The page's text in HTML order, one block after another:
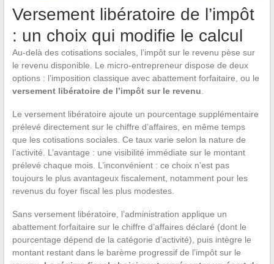
Versement libératoire de l’impôt
: un choix qui modifie le calcul
Au-delà des cotisations sociales, l’impôt sur le revenu pèse sur
le revenu disponible. Le micro-entrepreneur dispose de deux
options : l’imposition classique avec abattement forfaitaire, ou le
versement libératoire de l’impôt sur le revenu
Le versement libératoire ajoute un pourcentage supplémentaire
prélevé directement sur le chiffre d’affaires, en même temps
que les cotisations sociales. Ce taux varie selon la nature de
l’activité. L’avantage : une visibilité immédiate sur le montant
prélevé chaque mois. L’inconvénient : ce choix n’est pas
toujours le plus avantageux fiscalement, notamment pour les
revenus du foyer fiscal les plus modestes.
Sans versement libératoire, l’administration applique un
abattement forfaitaire sur le chiffre d’affaires déclaré (dont le
pourcentage dépend de la catégorie d’activité), puis intègre le
montant restant dans le barème progressif de l’impôt sur le